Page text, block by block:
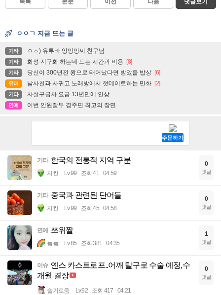
목록 본문 이전 다음 댓글보기
ㅇㅇㄱ 지금 뜨는 글
기타 ㅇㅎ) 유투바 앙밍망씨 친구님
기타 화성 지구화 하는데 드는 시간과 비용 [8]
기타 당신이 300년전 왕으로 태어났다면 받았을 밥상 [6]
유머 남사친과 사귀고 노래방에서 첫데이트하는 만화 [2]
기타 사설구급차 요금 13년만에 인상
연예 이번 안원잘부 경주편 최고의 장면
기타 한국의 전통적 지역 구분
치킨 Lv.99 조회 41 04:59
0
댓글
기타 중국과 관련된 단어들
치킨 Lv.99 조회 45 04:58
0
댓글
연예 쯔위짤
뇸뇸 Lv.85 조회 381 04:35
1
댓글
이슈 옌스 카스트로프..어깨 탈구로 수술 예정,수
개월 결장
슬기로움 Lv.92 조회 417 04:21
0
댓글